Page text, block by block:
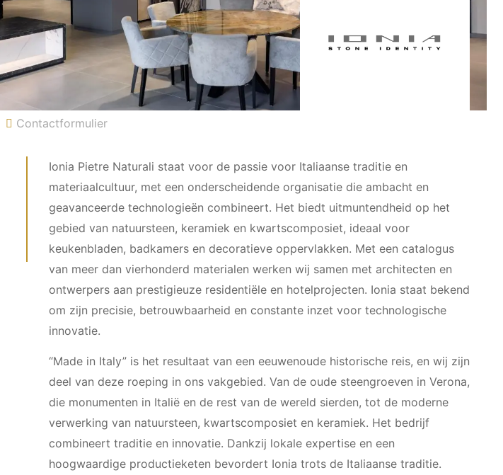
Contactformulier
Ionia Pietre Naturali staat voor de passie voor Italiaanse traditie en
materiaalcultuur, met een onderscheidende organisatie die ambacht en
geavanceerde technologieën combineert. Het biedt uitmuntendheid op het
gebied van natuursteen, keramiek en kwartscomposiet, ideaal voor
keukenbladen, badkamers en decoratieve oppervlakken. Met een catalogus
van meer dan vierhonderd materialen werken wij samen met architecten en
ontwerpers aan prestigieuze residentiële en hotelprojecten. Ionia staat bekend
om zijn precisie, betrouwbaarheid en constante inzet voor technologische
innovatie.
“Made in Italy” is het resultaat van een eeuwenoude historische reis, en wij zijn
deel van deze roeping in ons vakgebied. Van de oude steengroeven in Verona,
die monumenten in Italië en de rest van de wereld sierden, tot de moderne
verwerking van natuursteen, kwartscomposiet en keramiek. Het bedrijf
combineert traditie en innovatie. Dankzij lokale expertise en een
hoogwaardige productieketen bevordert Ionia trots de Italiaanse traditie.